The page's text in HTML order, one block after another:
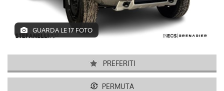
GUARDA LE 17 FOTO
PREFERITI
PERMUTA